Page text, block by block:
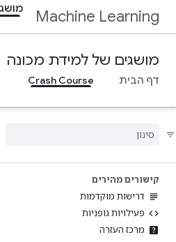
Machine Learning
מושגים של למידת מכונה
דף הבית Crash Course
קישורים מהירים
דרישות מוקדמות
פעילויות גופניות
מרכז העזרה